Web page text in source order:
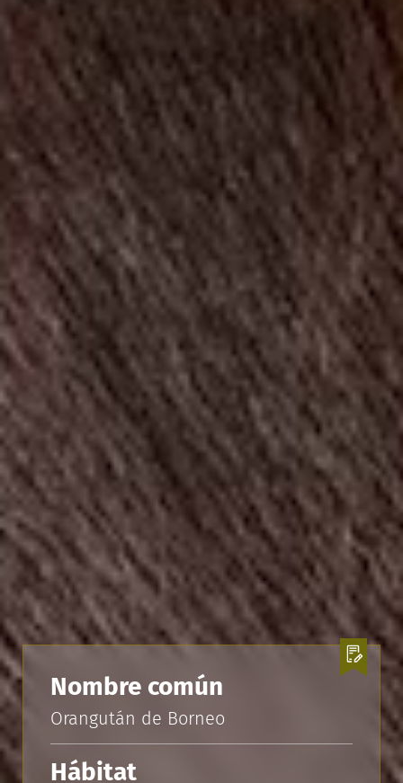
Nombre común
Orangután de Borneo
Hábitat